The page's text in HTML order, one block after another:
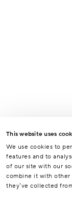
This website uses
We use cookies to
features and to
of our site with our
combine it with other
they’ve collected